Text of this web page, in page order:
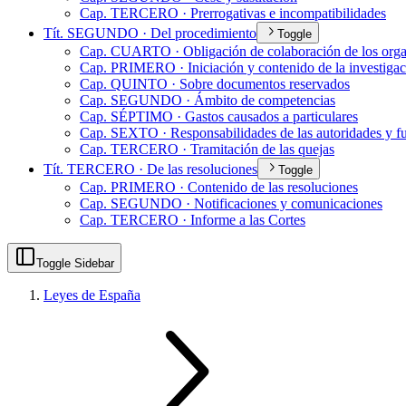
Cap. TERCERO · Prerrogativas e incompatibilidades
Tít. SEGUNDO · Del procedimiento
Toggle
Cap. CUARTO · Obligación de colaboración de los
Cap. PRIMERO · Iniciación y contenido de la
Cap. QUINTO · Sobre documentos reservados
Cap. SEGUNDO · Ámbito de competencias
Cap. SÉPTIMO · Gastos causados a particulares
Cap. SEXTO · Responsabilidades de las autoridades y
Cap. TERCERO · Tramitación de las quejas
Tít. TERCERO · De las resoluciones
Toggle
Cap. PRIMERO · Contenido de las resoluciones
Cap. SEGUNDO · Notificaciones y comunicaciones
Cap. TERCERO · Informe a las Cortes
Toggle Sidebar
Leyes de España